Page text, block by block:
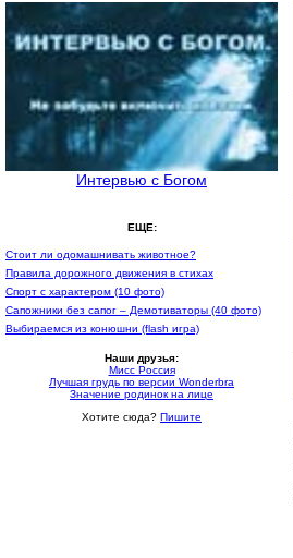
Интервью с Богом
ЕЩЕ:
Стоит ли одомашнивать животное?
Правила дорожного движения в стихах
Спорт с характером (10 фото)
Сапожники без сапог – Демотиваторы (40 фото)
Выбираемся из конюшни (flash игра)
Наши друзья:
Мисс Россия
Лучшая грудь по версии Wonderbra
Значение родинок на лице
Хотите сюда? Пишите